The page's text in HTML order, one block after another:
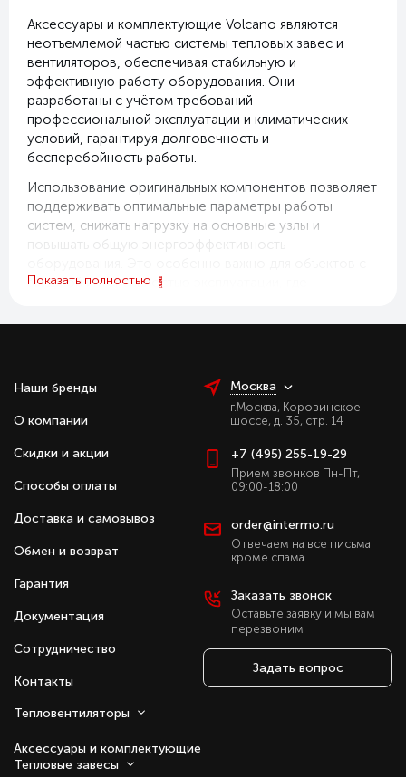
Аксессуары и комплектующие Volcano являются
неотъемлемой частью системы тепловых завес и
вентиляторов, обеспечивая стабильную и
эффективную работу оборудования. Они
разработаны с учётом требований
профессиональной эксплуатации и климатических
условий, гарантируя долговечность и
бесперебойность работы.
Использование оригинальных компонентов позволяет
поддерживать оптимальные параметры работы
систем, снижать нагрузку на основные узлы и
повышать общую энергоэффективность
высокой интенсивностью эксплуатации, где
для комфорта и безопасности.
Volcano обеспечивают лёгкость управления, точность
регулировок и надёжную защиту всех узлов системы.
Их применение минимизирует вероятность
непредвиденных поломок и увеличивает срок службы
оборудования.
Volcano:
Повышение надёжности оборудования
Энергоэффективность и экономия ресурсов
Продление срока службы тепловых завес и
Снижение вероятности поломок и простоев
Совместимость с современными системами
Соответствие стандартам качества и
Поддержка профессиональной эксплуатации
Показать полностью
Наши бренды
О компании
Скидки и акции
Способы оплаты
Доставка и самовывоз
Обмен и возврат
Гарантия
Документация
Сотрудничество
Контакты
Тепловентиляторы
Аксессуары и комплектующие
Тепловые завесы
Москва
г.Москва, Коровинское
шоссе, д. 35, стр. 14
+7 (495) 255-19-29
Прием звонков Пн-Пт,
09:00-18:00
order@intermo.ru
Отвечаем на все письма
кроме спама
Заказать звонок
Оставьте заявку и мы вам
перезвоним
Задать вопрос